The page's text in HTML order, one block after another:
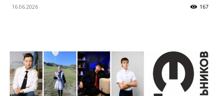
16.06.2026 167